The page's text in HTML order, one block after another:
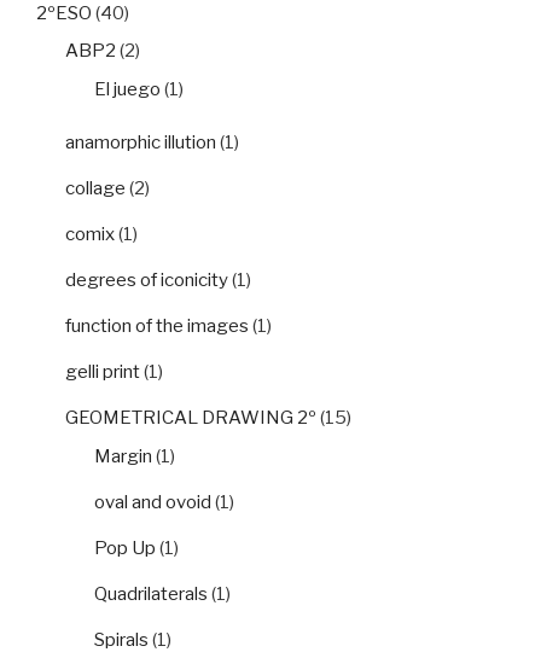
2ºESO (40)
ABP2 (2)
El juego (1)
anamorphic illution (1)
collage (2)
comix(1)
degrees of iconicity(1)
function of the images (1)
gelli print(1)
GEOMETRICAL DRAWING 2º (15)
Margin (1)
oval and ovoid (1)
Pop Up (1)
Quadrilaterals (1)
Spirals (1)